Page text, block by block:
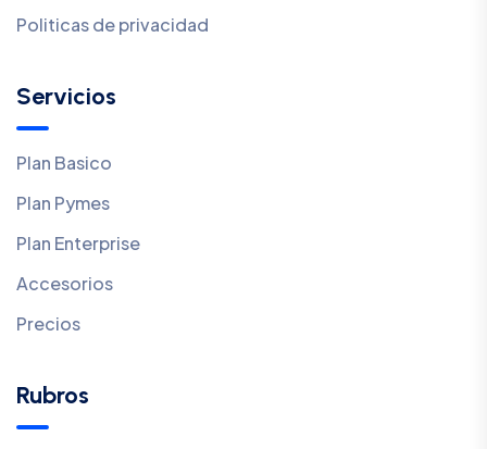
Politicas de privacidad
Servicios
Plan Basico
Plan Pymes
Plan Enterprise
Accesorios
Precios
Rubros